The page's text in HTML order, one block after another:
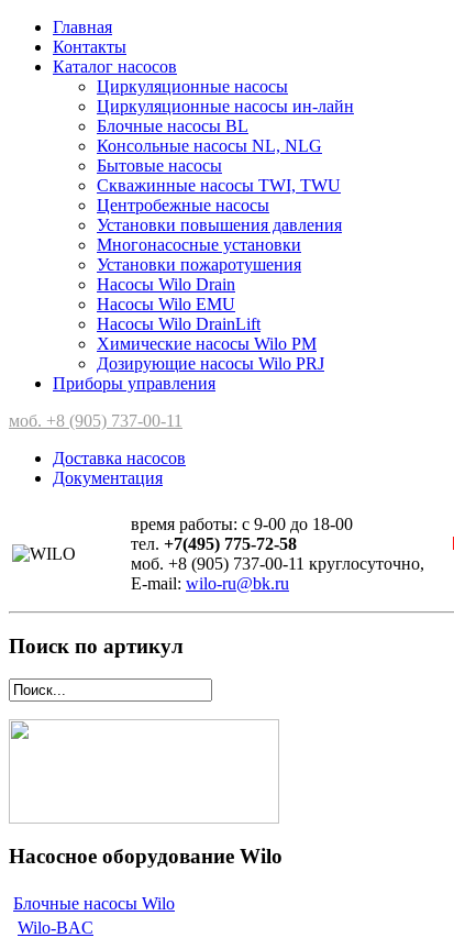
Главная
Контакты
Каталог насосов
Циркуляционные насосы
Циркуляционные насосы ин-лайн
Блочные насосы BL
Консольные насосы NL, NLG
Бытовые насосы
Скважинные насосы TWI, TWU
Центробежные насосы
Установки повышения давления
Многонасосные установки
Установки пожаротушения
Насосы Wilo Drain
Насосы Wilo EMU
Насосы Wilo DrainLift
Химические насосы Wilo PM
Дозирующие насосы Wilo PRJ
Приборы управления
моб. +8 (905) 737-00-11
Доставка насосов
Документация
время работы: с 9-00 до 18-00
тел. +7(495) 775-72-58
моб. +8 (905) 737-00-11 круглосуточно,
E-mail: wilo-ru@bk.ru
Поиск по артикул
Насосное оборудование Wilo
Блочные насосы Wilo
Wilo-BAC